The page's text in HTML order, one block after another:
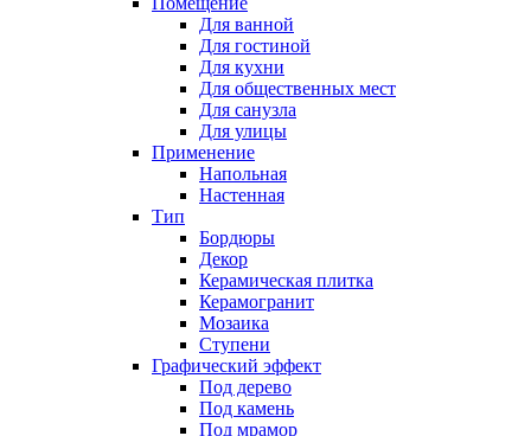
Для ванной
Для гостиной
Для кухни
Для общественных мест
Для санузла
Для улицы
Применение
Напольная
Настенная
Тип
Бордюры
Декор
Керамическая плитка
Керамогранит
Мозаика
Ступени
Графический эффект
Под дерево
Под камень
Под мрамор